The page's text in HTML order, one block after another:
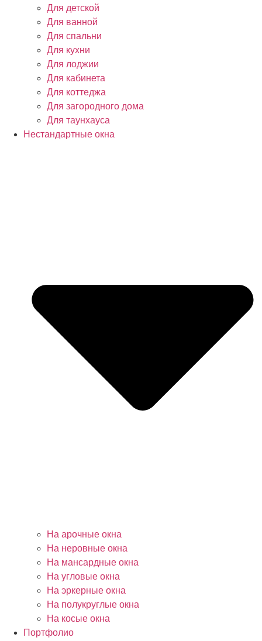
Для детской
Для ванной
Для спальни
Для кухни
Для лоджии
Для кабинета
Для коттеджа
Для загородного дома
Для таунхауса
Нестандартные окна
На арочные окна
На неровные окна
На мансардные окна
На угловые окна
На эркерные окна
На полукруглые окна
На косые окна
Портфолио